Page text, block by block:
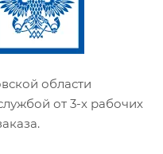
области
от 3-х рабочих